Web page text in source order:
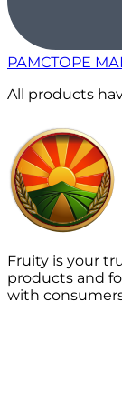
РАМСТОРЕ
All products
Fruity is your
products and
with